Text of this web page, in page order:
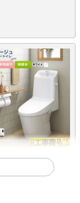
度 ★★★★☆